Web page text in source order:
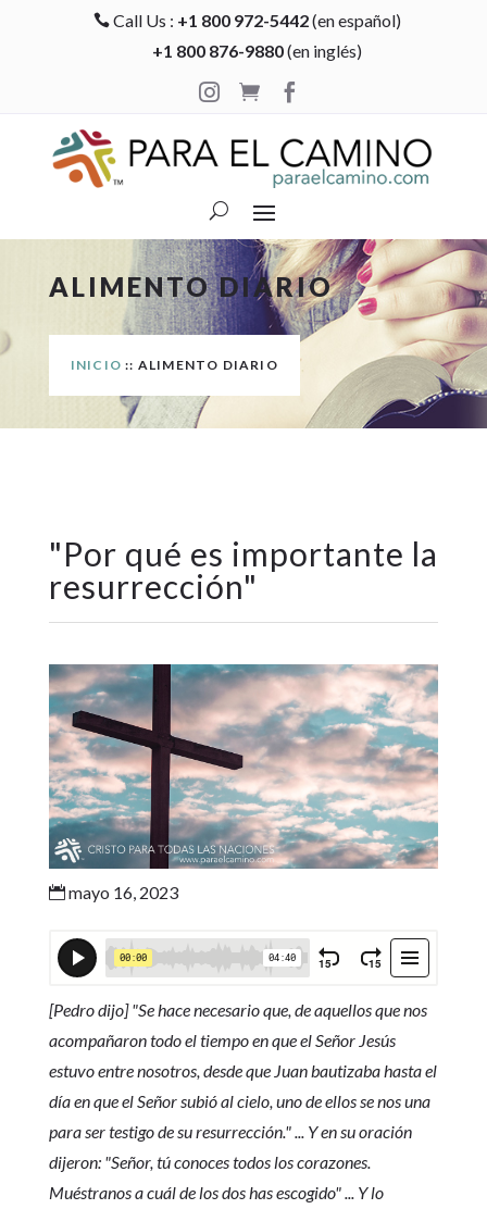
 Call Us : +1 800 972-5442(en español)
+1 800 876-9880(en inglés)

 
ALIMENTO DIARIO
INICIO :: ALIMENTO DIARIO
"Por qué es importante la
resurrección"
mayo 16, 2023
[Pedro dijo] "Se hace necesario que, de aquellos que nos
acompañaron todo el tiempo en que el Señor Jesús
estuvo entre nosotros, desde que Juan bautizaba hasta el
día en que el Señor subió al cielo, uno de ellos se nos una
para ser testigo de su resurrección." ... Y en su oración
dijeron: "Señor, tú conoces todos los corazones.
Muéstranos a cuál de los dos has escogido" ... Y lo